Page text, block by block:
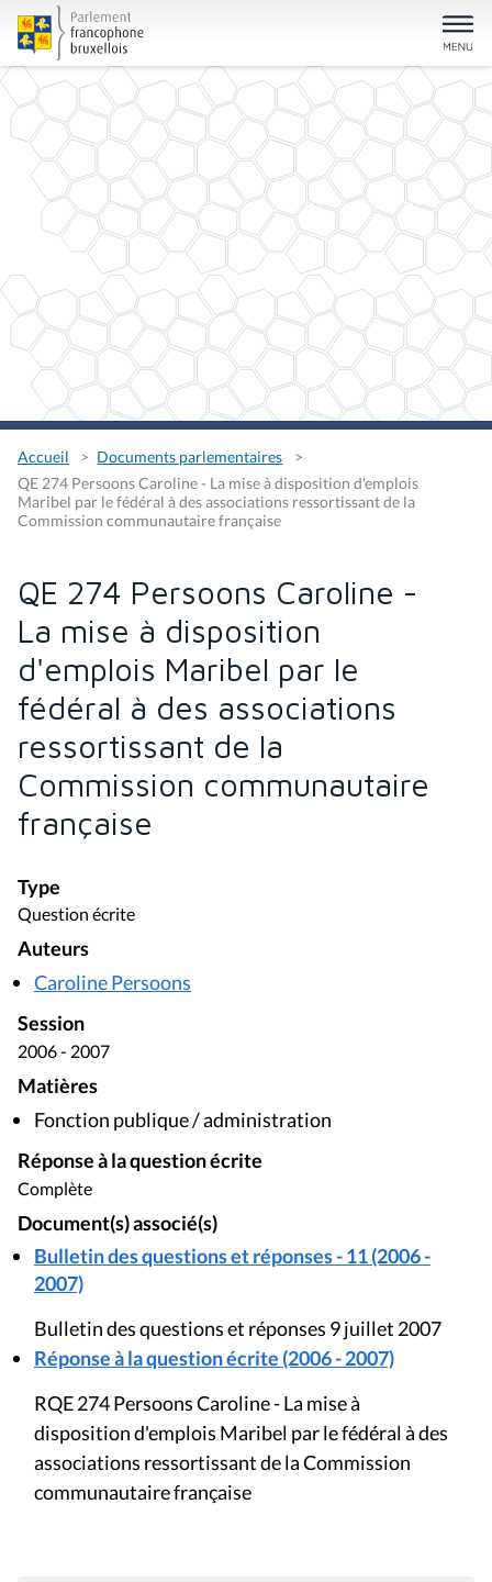
Accueil
Documents parlementaires
QE 274 Persoons Caroline - La mise à disposition d'emplois
Maribel par le fédéral à des associations ressortissant de la
Commission communautaire française
QE 274 Persoons Caroline -
La mise à disposition
d'emplois Maribel par le
fédéral à des associations
ressortissant de la
Commission communautaire
française
Type
Question écrite
Auteurs
Caroline Persoons
Session
2006 - 2007
Matières
Fonction publique / administration
Réponse à la question écrite
Complète
Document(s) associé(s)
Bulletin des questions et réponses - 11 (2006 -
2007)
Bulletin des questions et réponses 9 juillet 2007
Réponse à la question écrite (2006 - 2007)
RQE 274 Persoons Caroline - La mise à
disposition d'emplois Maribel par le fédéral à des
associations ressortissant de la Commission
communautaire française